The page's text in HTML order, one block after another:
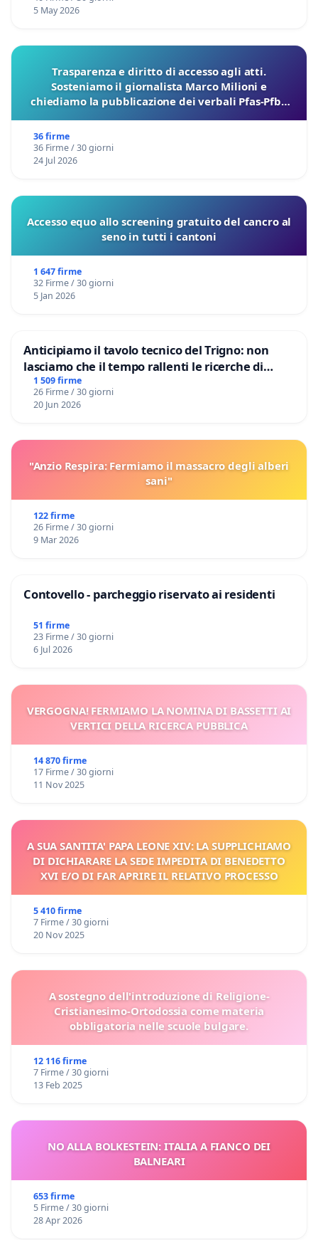
5 May 2026
Trasparenza e diritto di accesso agli atti.
Sosteniamo il giornalista Marco Milioni e
chiediamo la pubblicazione dei verbali Pfas-Pfba
36 firme
36 Firme / 30 giorni
24 Jul 2026
Accesso equo allo screening gratuito del cancro al
seno in tutti i cantoni
1 647 firme
32 Firme / 30 giorni
5 Jan 2026
Anticipiamo il tavolo tecnico del Trigno: non
lasciamo che il tempo rallenti le ricerche di
Domenico Racanati
1 509 firme
26 Firme / 30 giorni
20 Jun 2026
"Anzio Respira: Fermiamo il massacro degli alberi
sani"
122 firme
26 Firme / 30 giorni
9 Mar 2026
Contovello - parcheggio riservato ai residenti
51 firme
23 Firme / 30 giorni
6 Jul 2026
VERGOGNA! FERMIAMO LA NOMINA DI BASSETTI AI
VERTICI DELLA RICERCA PUBBLICA
14 870 firme
17 Firme / 30 giorni
11 Nov 2025
A SUA SANTITA' PAPA LEONE XIV: LA SUPPLICHIAMO
DI DICHIARARE LA SEDE IMPEDITA DI BENEDETTO
XVI E/O DI FAR APRIRE IL RELATIVO PROCESSO
5 410 firme
7 Firme / 30 giorni
20 Nov 2025
A sostegno dell'introduzione di Religione-
Cristianesimo-Ortodossia come materia
obbligatoria nelle scuole bulgare.
12 116 firme
7 Firme / 30 giorni
13 Feb 2025
NO ALLA BOLKESTEIN: ITALIA A FIANCO DEI
BALNEARI
653 firme
5 Firme / 30 giorni
28 Apr 2026